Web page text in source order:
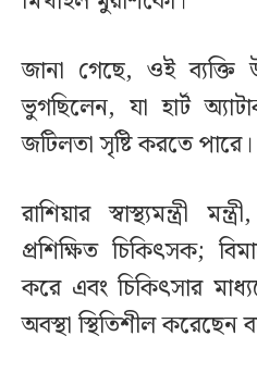
জানা গেছে, ওই ব্যক্তি
ভুগছিলেন, যা হার্ট
জটিলতা সৃষ্টি করতে পারে।
রাশিয়ার স্বাস্থ্যমন্ত্রী
প্রশিক্ষিত চিকিৎসক;
করে এবং চিকিৎসার
অবস্থা স্থিতিশীল করেছেন